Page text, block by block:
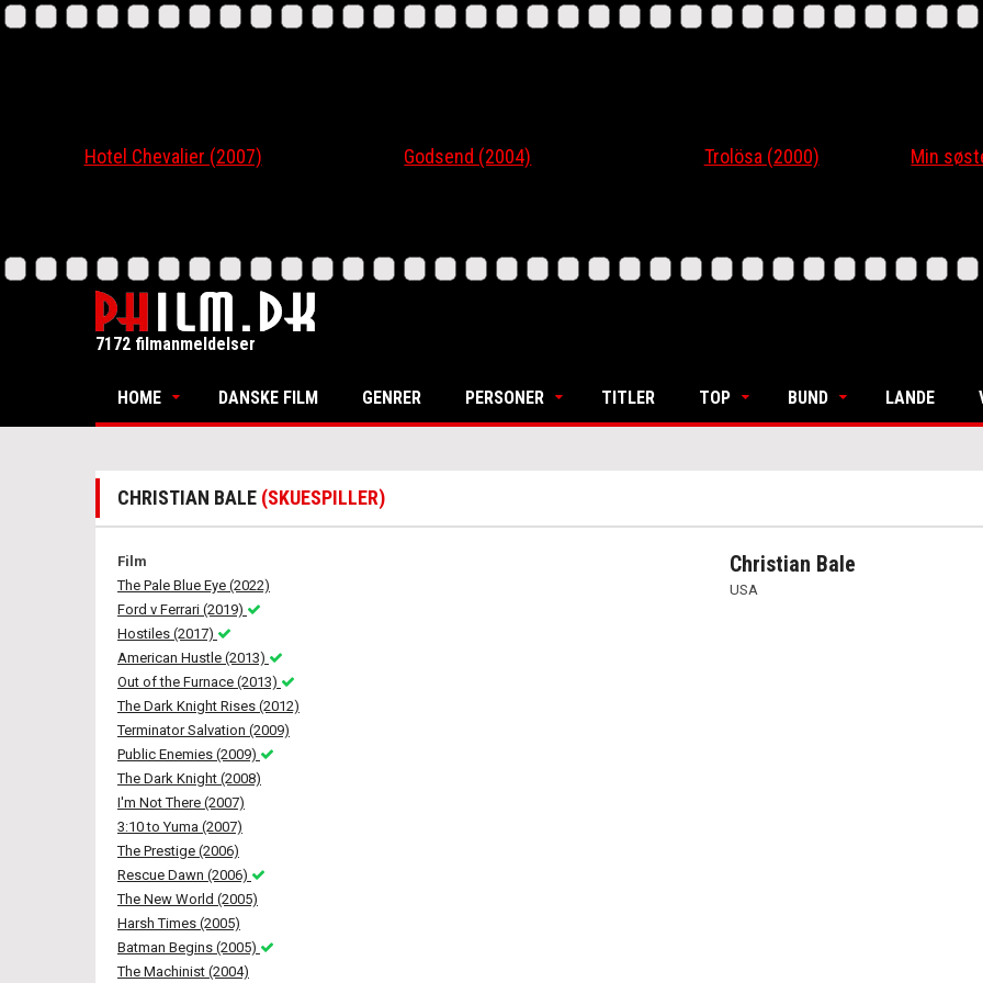
Hotel Chevalier (2007) Godsend (2004) Trolösa (2000) Min
7172 filmanmeldelser
HOME DANSKE FILM GENRER PERSONER TITLER TOP BUND LANDE
CHRISTIAN BALE (SKUESPILLER)
Christian Bale
USA
Film
The Pale Blue Eye (2022)
Ford v Ferrari (2019)
Hostiles (2017)
American Hustle (2013)
Out of the Furnace (2013)
The Dark Knight Rises (2012)
Terminator Salvation (2009)
Public Enemies (2009)
The Dark Knight (2008)
I'm Not There (2007)
3:10 to Yuma (2007)
The Prestige (2006)
Rescue Dawn (2006)
The New World (2005)
Harsh Times (2005)
Batman Begins (2005)
The Machinist (2004)